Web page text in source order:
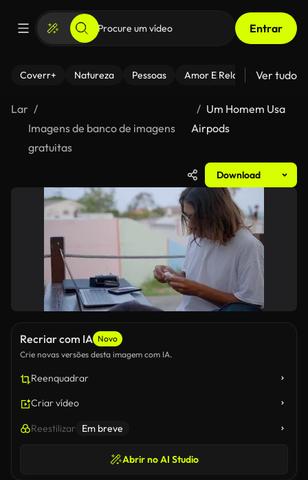
Entrar
Coverr+ Natureza Pessoas Amor E Relacionamentos
Ver tudo
Lar
Imagens de banco de imagens
gratuitas
Um Homem Usa
Airpods
Download
Recriar com IA Novo
Crie novas versões desta imagem com IA.
Reenquadrar
Criar vídeo
Reestilizar Em breve
Abrir no AI Studio